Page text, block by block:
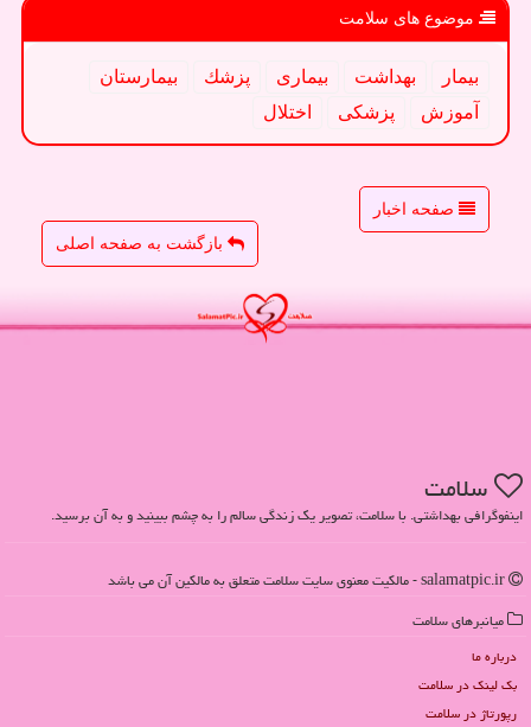
موضوع های سلامت
بیمار بهداشت بیماری پزشك
بیمارستان
آموزش
پزشكی اختلال
صفحه اخبار
بازگشت به صفحه اصلی
سلامت
اینفوگرافی بهداشتی. با سلامت، تصویر یک زندگی سالم را به چشم ببینید و به آن برسید.
میانبرهای سلامت
درباره ما
بک لینک در سلامت
رپورتاژ در سلامت